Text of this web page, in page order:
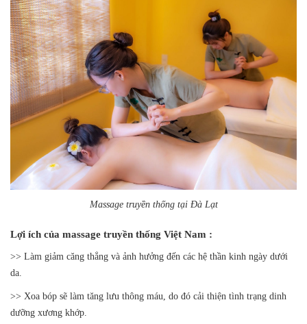
Massage truyền thống tại Đà Lạt
Lợi ích của massage truyền thống Việt Nam :
>> Làm giảm căng thẳng và ảnh hưởng đến các hệ thần kinh ngày dưới
da.
>> Xoa bóp sẽ làm tăng lưu thông máu, do đó cải thiện tình trạng dinh
dưỡng xương khớp.